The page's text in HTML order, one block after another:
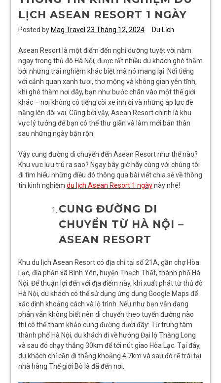
LỊCH ASEAN RESORT 1 NGÀY
Posted by Mag Travel 23 Tháng 12, 2024 Du Lịch
Asean Resort là một điểm đến nghỉ dưỡng tuyệt vời nằm
ngay trong thủ đô Hà Nội, được rất nhiều du khách ghé thăm
bởi những trải nghiệm khác biệt mà nó mang lại. Nổi tiếng
với cảnh quan xanh tươi, thơ mộng và không gian yên tĩnh,
khi ghé thăm nơi đây, bạn như bước chân vào một thế giới
khác – nơi không có tiếng còi xe inh ỏi và những áp lực đè
nặng lên đôi vai. Cũng bởi vậy, Asean Resort chính là khu
vực lý tưởng để bạn có thể thư giãn và làm mới bản thân
sau những ngày bận rộn.
Vậy cung đường di chuyển đến Asean Resort như thế nào?
Khu vực lưu trú ra sao? Ngay bây giờ hãy cùng với chúng tôi
đi tìm hiểu những điều đó thông qua bài viết chia sẻ về thông
tin kinh nghiệm du lịch Asean Resort 1 ngàynày nhé!
CUNG ĐƯỜNG DI
CHUYỂN TỪ HÀ NỘI –
ASEAN RESORT
Khu du lịch Asean Resort có địa chỉ tại số 21A, gần chợ Hòa
Lạc, địa phận xã Bình Yên, huyện Thạch Thất, thành phố Hà
Nội. Để thuận lợi đến với địa điểm này, khi xuất phát từ thủ đô
Hà Nội, du khách có thể sử dụng ứng dụng Google Maps để
xác định khoảng cách và lộ trình. Nếu như bạn vẫn đang
phân vân không biết nên di chuyển theo tuyến đường nào
thì có thể tham khảo cung đường dưới đây: Từ trung tâm
thành phố Hà Nội, du khách đi về hướng Đại lộ Thăng Long
và sau đó chạy thẳng 30km để tới nút giao Hòa Lạc. Tại đây,
du khách chỉ cần đi thẳng khoảng 4.7km và sau đó rẽ trái tại
nhà hàng Thế giới Bò là đã đến nơi.